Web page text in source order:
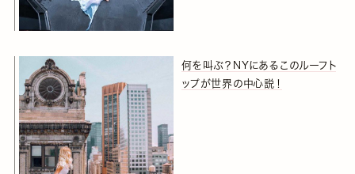
何を叫ぶ？NYにあるこのルーフト
ップが世界の中心説！